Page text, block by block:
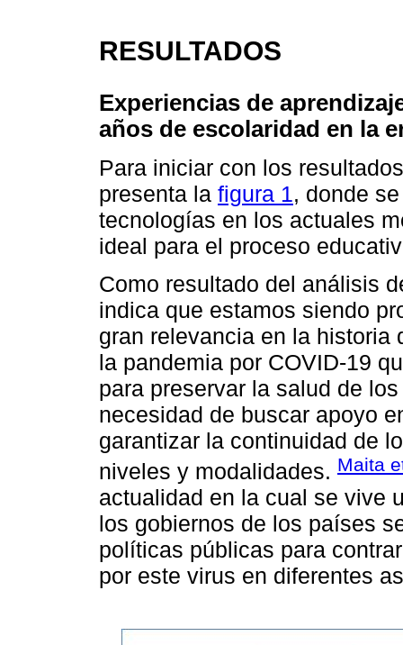
RESULTADOS
Experiencias de
años de escolaridad en la
Para iniciar con los
presenta la figura 1, donde
tecnologías en los actuales
ideal para el proceso
Como resultado del análisis
indica que estamos siendo
gran relevancia en la historia
la pandemia por COVID-19
para preservar la salud de
necesidad de buscar apoyo
garantizar la continuidad de
niveles y modalidades. Maita
actualidad en la cual se vive
los gobiernos de los países
políticas públicas para
por este virus en diferentes